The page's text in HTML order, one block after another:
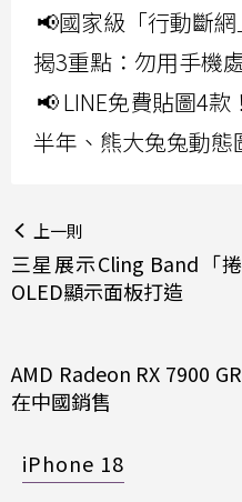
📢國家級「行動斷
揭3重點：勿用手機
📢 LINE免費貼圖4
半年、熊大兔兔動態
上一則
三星展示Cling Band「
OLED顯示面板打造
AMD Radeon RX 7900
在中國銷售
iPhone 18